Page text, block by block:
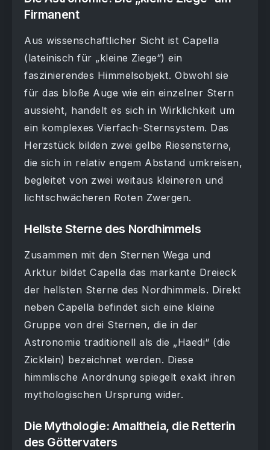
Firmanent
Aus wissenschaftlicher Sicht ist Capella
(lateinisch für „kleine Ziege“) ein
faszinierendes Himmelsobjekt. Obwohl sie
für das bloße Auge wie ein einzelner Stern
aussieht, handelt es sich in Wirklichkeit um
ein komplexes Vierfach-Sternsystem. Das
Herzstück bilden zwei gelbe Riesensterne,
die sich in relativ engem Abstand umkreisen,
begleitet von zwei weitaus kleineren und
lichtschwächeren Roten Zwergen.
Hellste Sterne des Nordhimmels
Zusammen mit den Sternen Wega und
Arktur bildet Capella das markante Dreieck
der hellsten Sterne des Nordhimmels. Direkt
neben Capella befindet sich eine kleine
Gruppe von drei Sternen, die in der
Astronomie traditionell als die „Haedi“ (die
Zicklein) bezeichnet werden. Diese
himmlische Anordnung spiegelt exakt ihren
mythologischen Ursprung wider.
Die Mythologie: Amaltheia, die Retterin
des Göttervaters